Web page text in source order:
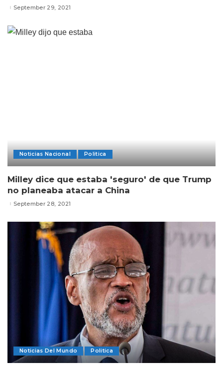
September 29, 2021
Noticias Nacional Politica
Milley dice que estaba 'seguro' de que Trump
no planeaba atacar a China
September 28, 2021
Noticias Del Mundo Politica